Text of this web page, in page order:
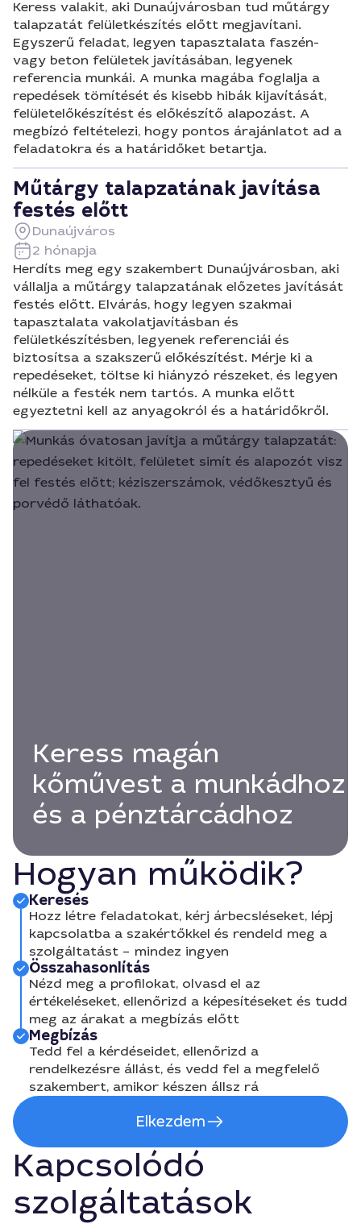
Keress valakit, aki Dunaújvárosban tud műtárgy
talapzatát felületkészítés előtt megjavítani.
Egyszerű feladat, legyen tapasztalata faszén-
vagy beton felületek javításában, legyenek
referencia munkái. A munka magába foglalja a
repedések tömítését és kisebb hibák kijavítását,
felületelőkészítést és előkészítő alapozást. A
megbízó feltételezi, hogy pontos árajánlatot ad a
feladatokra és a határidőket betartja.
Műtárgy talapzatának javítása
festés előtt
Dunaújváros
2 hónapja
Herdíts meg egy szakembert Dunaújvárosban, aki
vállalja a műtárgy talapzatának előzetes javítását
festés előtt. Elvárás, hogy legyen szakmai
tapasztalata vakolatjavításban és
felületkészítésben, legyenek referenciái és
biztosítsa a szakszerű előkészítést. Mérje ki a
repedéseket, töltse ki hiányzó részeket, és legyen
nélküle a festék nem tartós. A munka előtt
egyeztetni kell az anyagokról és a határidőkről.
Keress magán
kőművest a munkádhoz
és a pénztárcádhoz
Hogyan működik?
Keresés
Hozz létre feladatokat, kérj árbecsléseket, lépj
kapcsolatba a szakértőkkel és rendeld meg a
szolgáltatást – mindez ingyen
Összahasonlítás
Nézd meg a profilokat, olvasd el az
értékeléseket, ellenőrizd a képesítéseket és tudd
meg az árakat a megbízás előtt
Megbízás
Tedd fel a kérdéseidet, ellenőrizd a
rendelkezésre állást, és vedd fel a megfelelő
szakembert, amikor készen állsz rá
Elkezdem
Kapcsolódó
szolgáltatások